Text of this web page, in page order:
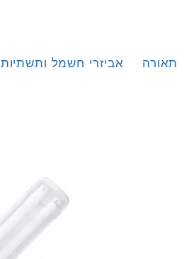
אביזרי חשמל ותשתיות תאורה